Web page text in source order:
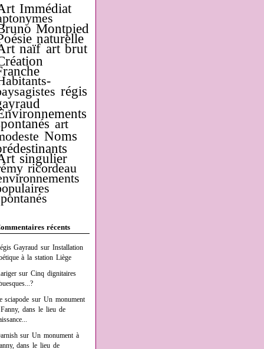
Immédiat
Montpied
naturelle
naïf art brut
régis
art
Noms
singulier
ricordeau
récents
Gayraud surInstallation
à la station Liège
surCinq dignitaires
sciapode surUn monument
dans le lieu de
surUn monument à
dans le lieu de